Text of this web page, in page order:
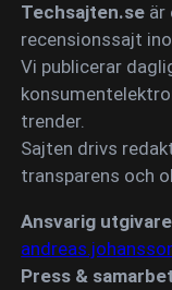
Techsajten.se är
recensionssajt
Vi publicerar
trender.
Sajten drivs
transparens och
Ansvarig
Press &